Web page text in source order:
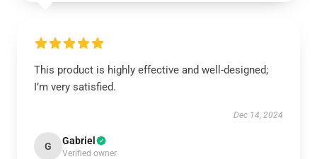
This product is highly effective and well-designed;
I’m very satisfied.
Dec 14, 2024
G Gabriel
Verified owner